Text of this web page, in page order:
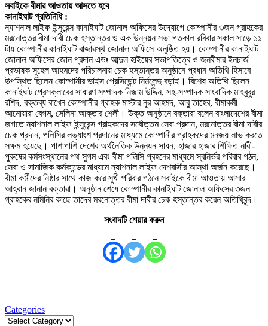
সবাইকে বীমার আওতায় আসতে হবে
কানাইঘাট প্রতিনিধি :
ন্যাশনাল লাইফ ইন্সুরেন্স কানাইঘাট জোনাল অফিসের উদ্যোগে কোম্পানীর ৩জন গ্রাহকের
মরনোত্তর বীমা দাবী চেক হস্তান্তর ও এক উন্নয়ন সভা গতকাল রবিবার সকাল সাড়ে ১১
টায় কোম্পানীর কানাইঘাট বাজারস্থ জোনাল অফিসে অনুষ্ঠিত হয়। কোম্পানীর কানাইঘাট
জোনাল অফিসের জোন প্রদান এডঃ আব্দুল হাইয়ের সভাপতিত্বে ও জনবীমার ইনচার্জ
প্রভাষক সুহেল আহমদের পরিচালনায় চেক হস্তান্তর অনুষ্ঠানে প্রধান অতিথি হিসাবে
উপস্থিত ছিলেন কোম্পানীর ভাইস প্রেসিডেন্ট নির্মলেন্দু বড়াই। বিশেষ অতিথি ছিলেন
কানাইঘাট প্রেসক্লাবের সাধারণ সম্পাদক নিজাম উদ্দিন, সহ-সম্পাদক সাংবাদিক মাহবুবুর
রশিদ, বক্তব্য রাখেন কোম্পানীর গ্রাহক মাস্টার নুর আহমদ, আবু তাহের, বীমাকর্মী
আনোয়ারা বেগম, সেলিনা আক্তার শেলী। উক্ত অনুষ্ঠানে বক্তারা বলেন বাংলাদেশের বীমা
জগতে ন্যাশনাল লাইফ ইন্সুরেন্স গ্রাহকদের সর্বোত্তম সেবা প্রদান, মরনোত্তর বীমা দাবীর
চেক প্রদান, পলিসির লভ্যাংশ প্রদানের মাধ্যমে কোম্পানীর গ্রাহকদের মনজয় লাভ করতে
সক্ষম হয়েছে। পাশাপাশি দেশের অর্থনৈতিক উন্নয়ন সাধন, হাজার হাজার শিক্ষিত নারী-
পুরুষের কর্মসংস্থানের পথ সুগম এবং বীমা পলিসি গ্রহনের মাধ্যমে স্বনির্ভর পরিবার গঠন,
সেবা ও সামাজিক কর্মকান্ডের মাধ্যমে ন্যাশনাল লাইফ দেশবাসীর আস্থা অর্জন করেছে।
বীমা কর্মীদের নিষ্ঠার সাথে কাজ করে সুখী পরিবার গঠনে সবাইকে বীমা আওতায় আসার
আহ্বান জানান বক্তারা। অনুষ্ঠান শেষে কোম্পানীর কানাইঘাট জোনাল অফিসের ৩জন
গ্রাহকের নমিনির কাছে তাদের মরনোত্তর বীমা দাবীর চেক হস্তান্তর করেন অতিথিবৃন্দ।
সংবাদটি শেয়ার করুন
Categories
Categories